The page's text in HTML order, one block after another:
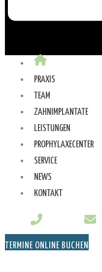
PRAXIS
TEAM
ZAHNIMPLANTATE
LEISTUNGEN
PROPHYLAXECENTER
SERVICE
NEWS
KONTAKT
TERMINE ONLINE BUCHEN